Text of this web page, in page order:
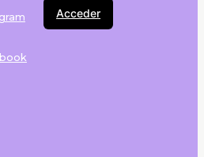
Acceder